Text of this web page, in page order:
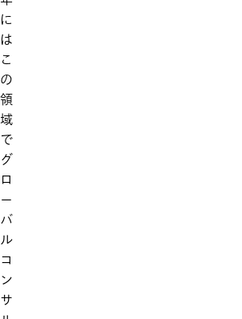
に
は
こ
の
領
域
で
グ
ロ
ー
バ
ル
コ
ン
サ